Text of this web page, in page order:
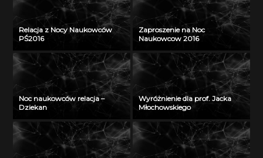
Relacja z Nocy Naukowców
PŚ2016
Zaproszenie na Noc
Naukowcow 2016
Noc naukowców relacja –
Dziekan
Wyróżnienie dla prof. Jacka
Młochowskiego